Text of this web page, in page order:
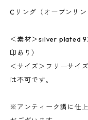
Cリング（オープンリ
＜素材＞silver plated
印あり）
＜サイズ＞フリーサイ
は不可です。
※アンティーク調に仕